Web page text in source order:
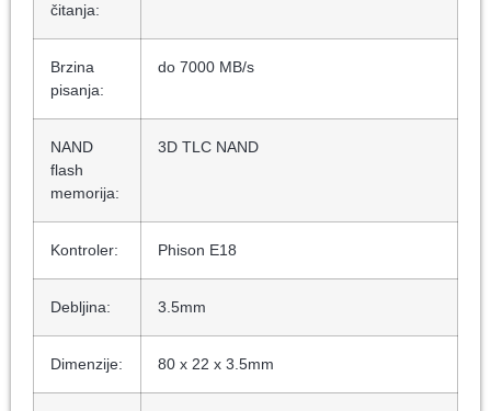
čitanja:
Brzina
pisanja:
do 7000 MB/s
NAND
flash
memorija:
3D TLC NAND
Kontroler: Phison E18
Debljina: 3.5mm
Dimenzije: 80 x 22 x 3.5mm